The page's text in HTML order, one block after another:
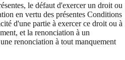
le défaut d'exercer un droit ou
en vertu des présentes Conditions
d'une partie à exercer ce droit ou à
et la renonciation à un
renonciation à tout manquement